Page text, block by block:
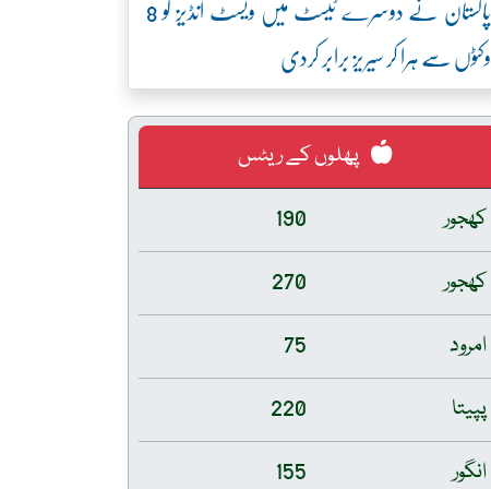
وکٹوں سے ہرا کر سیریز برابر کردی
پھلوں کے ریٹس
کھجور
190
کھجور
270
امرود
75
پپیتا
220
انگور
155